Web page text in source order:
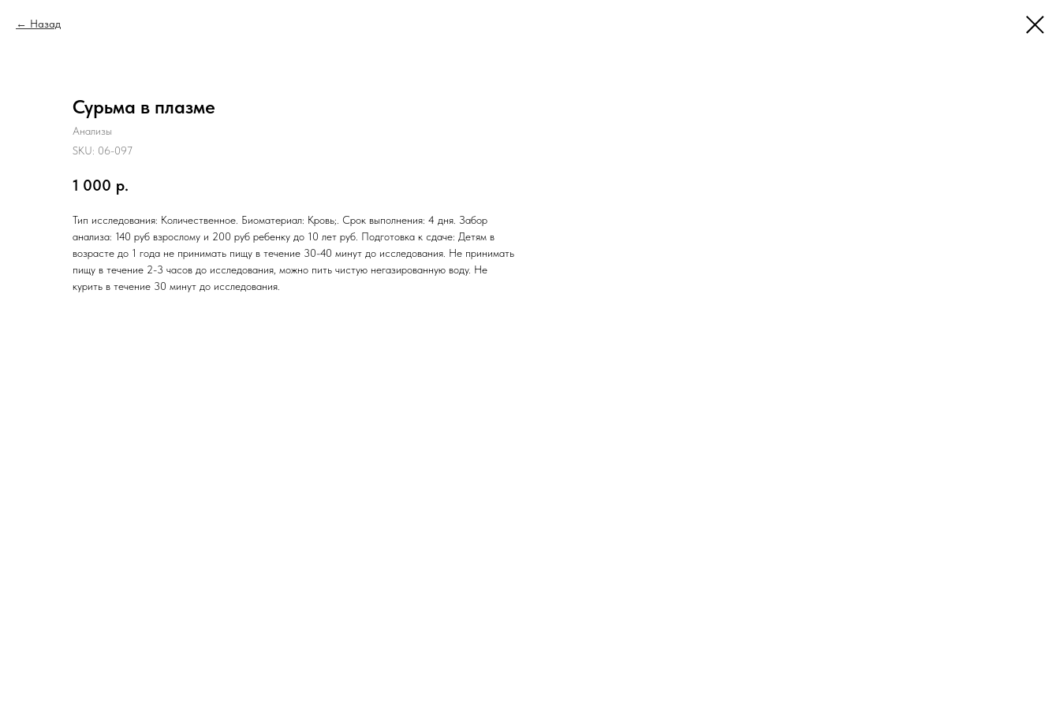
Назад
Сурьма в плазме
Анализы
SKU: 06-097
1 000 р.
Тип исследования: Количественное. Биоматериал: Кровь;. Срок выполнения: 4 дня. Забор
анализа: 140 руб взрослому и 200 руб ребенку до 10 лет руб. Подготовка к сдаче: Детям в
возрасте до 1 года не принимать пищу в течение 30-40 минут до исследования. Не принимать
пищу в течение 2-3 часов до исследования, можно пить чистую негазированную воду. Не
курить в течение 30 минут до исследования.